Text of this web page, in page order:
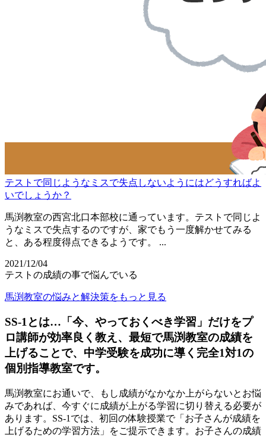
テストで同じようなミスで失点しないようにはどうすればよ
いでしょうか？
馬渕教室の西宮北口本部校に通っています。テストで同じよ
うなミスで失点するのですが、家でもう一度解かせてみる
と、ある程度得点できるようです。 ...
2021/12/04
テストの成績の事で悩んでいる
馬渕教室の悩みと解決策をもっと見る
SS-1とは…「今、やっておくべき学習」だけをプ
ロ講師が効率良く教え、最短で馬渕教室の成績を
上げることで、中学受験を成功に導く完全1対1の
個別指導教室です。
馬渕教室にお通いで、もし成績がなかなか上がらないとお悩
みであれば、今すぐに成績が上がる学習に切り替える必要が
あります。SS-1では、初回の体験授業で「お子さんが成績を
上げるための学習方法」をご提示できます。お子さんの成績